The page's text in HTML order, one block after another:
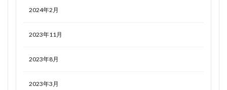
2024年2月
2023年11月
2023年8月
2023年3月